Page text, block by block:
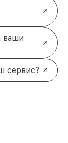
ваши
сервис?